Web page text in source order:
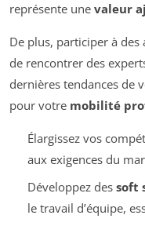
représente une valeur
De plus, participer à
de rencontrer des
dernières tendances de
pour votre mobilité
Élargissez vos
aux exigences du
Développez des soft
le travail d’équipe,